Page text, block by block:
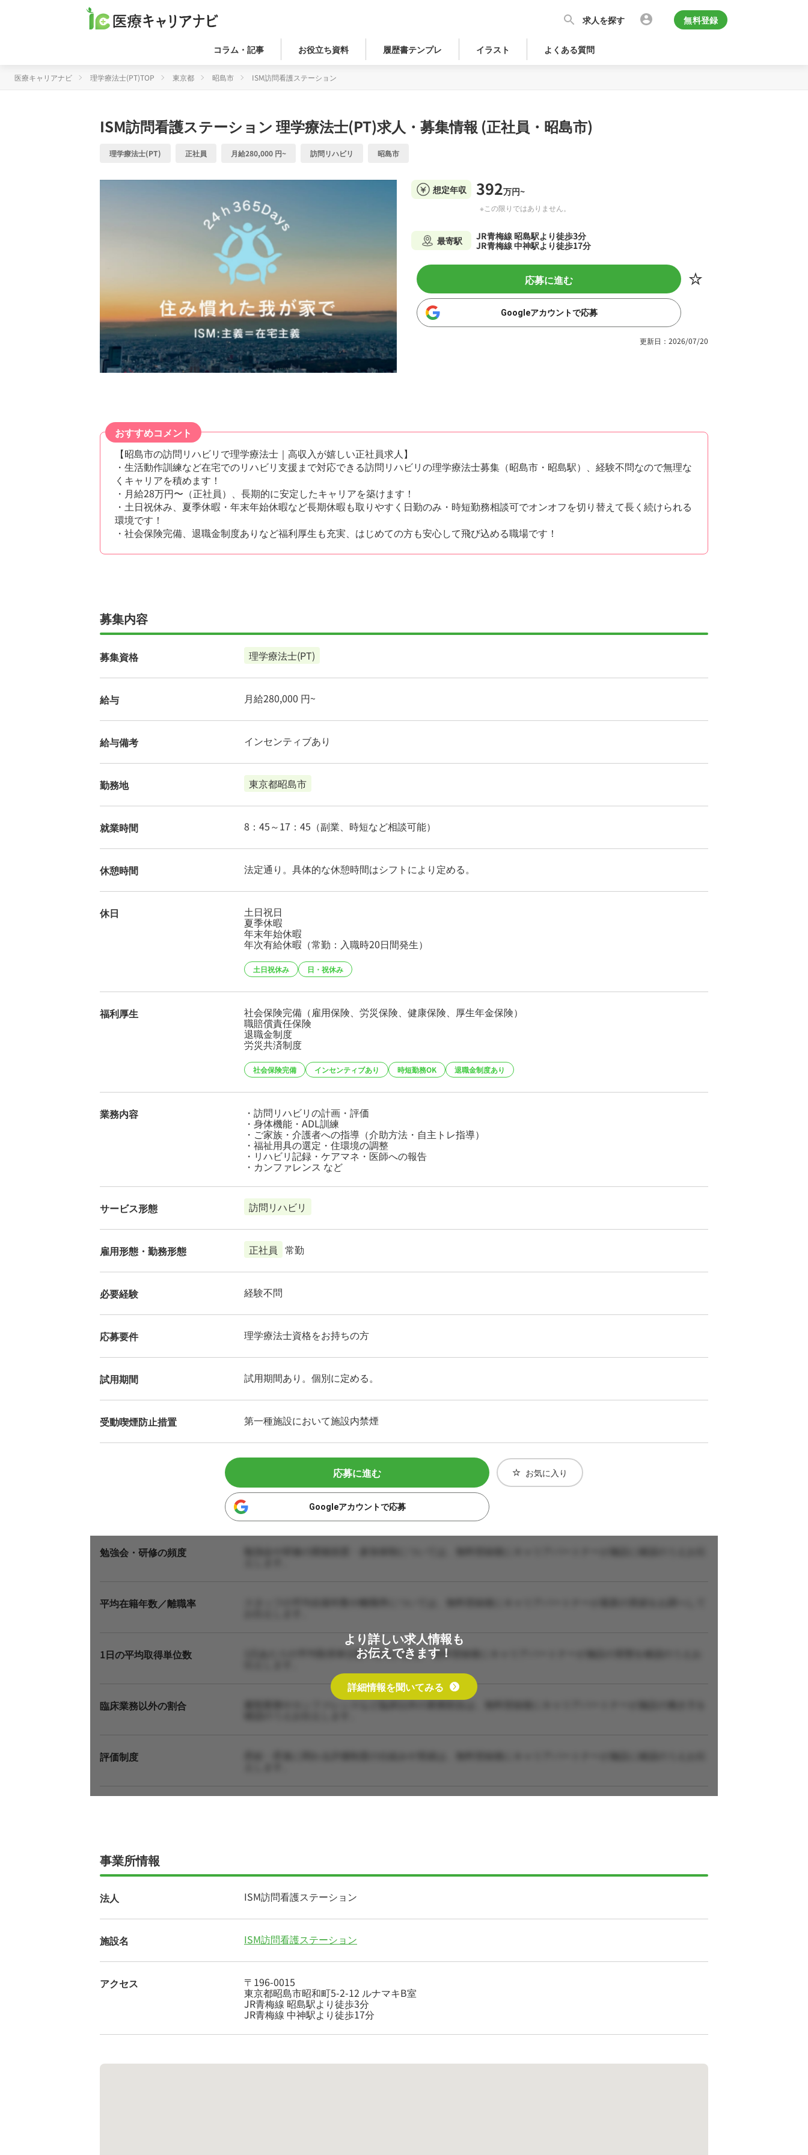
求人を探す 無料登録
コラム・記事 お役立ち資料 履歴書テンプレ イラスト よくある質問
医療キャリアナビ 理学療法士(PT)TOP 東京都 昭島市 ISM訪問看護ステーション
ISM訪問看護ステーション 理学療法士(PT)求人・募集情報 (正社員・昭島市)
理学療法士(PT) 正社員 月給280,000 円~ 訪問リハビリ 昭島市
想定年収 392万円~
※この限りではありません。
最寄駅
JR青梅線 昭島駅より徒歩3分
JR青梅線 中神駅より徒歩17分
応募に進む
Googleアカウントで応募
更新日：2026/07/20
おすすめコメント
【昭島市の訪問リハビリで理学療法士｜高収入が嬉しい正社員求人】
・生活動作訓練など在宅でのリハビリ支援まで対応できる訪問リハビリの理学療法士募集（昭島市・昭島駅）、経験不問なので無理な
くキャリアを積めます！
・月給28万円〜（正社員）、長期的に安定したキャリアを築けます！
・土日祝休み、夏季休暇・年末年始休暇など長期休暇も取りやすく日勤のみ・時短勤務相談可でオンオフを切り替えて長く続けられる
環境です！
・社会保険完備、退職金制度ありなど福利厚生も充実、はじめての方も安心して飛び込める職場です！
募集内容
募集資格 理学療法士(PT)
給与 月給280,000 円~
給与備考 インセンティブあり
勤務地 東京都昭島市
就業時間 8：45～17：45（副業、時短など相談可能）
休憩時間 法定通り。具体的な休憩時間はシフトにより定める。
休日 土日祝日
夏季休暇
年末年始休暇
年次有給休暇（常勤：入職時20日間発生）
土日祝休み 日・祝休み
福利厚生 社会保険完備（雇用保険、労災保険、健康保険、厚生年金保険）
職賠償責任保険
退職金制度
労災共済制度
社会保険完備 インセンティブあり 時短勤務OK 退職金制度あり
業務内容 ・訪問リハビリの計画・評価
・身体機能・ADL訓練
・ご家族・介護者への指導（介助方法・自主トレ指導）
・福祉用具の選定・住環境の調整
・リハビリ記録・ケアマネ・医師への報告
・カンファレンス など
サービス形態 訪問リハビリ
雇用形態・勤務形態 正社員 常勤
必要経験 経験不問
応募要件 理学療法士資格をお持ちの方
試用期間 試用期間あり。個別に定める。
受動喫煙防止措置 第一種施設において施設内禁煙
応募に進む
Googleアカウントで応募
お気に入り
勉強会・研修の頻度 勉強会や研修の開催頻度・参加体制については、無料登録後にキャリアパートナーが施設に確認のうえお伝
平均在籍年数／離職率 スタッフの平均在籍年数や離職率については、無料登録後にキャリアパートナーが最新の実績をお調べして
1日の平均取得単位数 1日あたりの平均取得単位数や担当人数は、無料登録後にキャリアパートナーが施設の実態を確認のうえお
臨床業務以外の割合 書類業務やカンファレンスなど臨床以外の業務割合は、無料登録後にキャリアパートナーが施設の働き方を
評価制度 昇給・昇進に関わる評価制度の仕組みや実績は、無料登録後にキャリアパートナーが施設に確認のうえお伝
より詳しい求人情報も
お伝えできます！
詳細情報を聞いてみる
事業所情報
法人 ISM訪問看護ステーション
施設名 ISM訪問看護ステーション
アクセス 〒196-0015
東京都昭島市昭和町5-2-12 ルナマキB室
JR青梅線 昭島駅より徒歩3分
JR青梅線 中神駅より徒歩17分